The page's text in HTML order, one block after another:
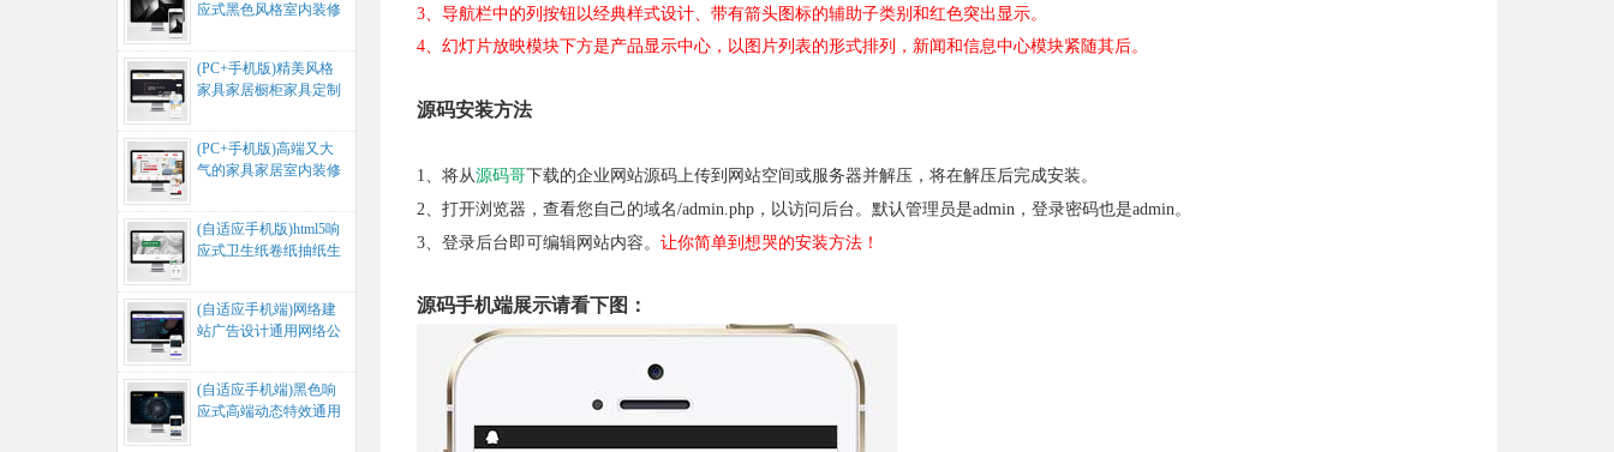
应式黑色风格室内装修
源...
(PC+手机版)精美风格
家具家居橱柜家具定制
码...
(PC+手机版)高端又大
气的家具家居室内装修
(自适应手机版)html5响
应式卫生纸卷纸抽纸生
(自适应手机端)网络建
站广告设计通用网络公
(自适应手机端)黑色响
应式高端动态特效通用
3、导航栏中的列按钮以经典样式设计、带有箭头图标的辅助子类别和红色突出显示。
4、幻灯片放映模块下方是产品显示中心，以图片列表的形式排列，新闻和信息中心模块紧随其后。
源码安装方法
1、将从源码哥下载的企业网站源码上传到网站空间或服务器并解压，将在解压后完成安装。
2、打开浏览器，查看您自己的域名/admin.php，以访问后台。默认管理员是admin，登录密码也是admin。
3、登录后台即可编辑网站内容。 让你简单到想哭的安装方法！
源码手机端展示请看下图：